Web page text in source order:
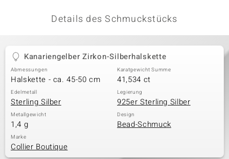
Classics
Details des Schmuckstücks
Kanariengelber Zirkon-Silberhalskette
Abmessungen
Halskette - ca. 45-50 cm
Karatgewicht Summe
41,534 ct
Edelmetall
Sterling Silber
Legierung
925er Sterling Silber
Metallgewicht
1,4 g
Design
Bead-Schmuck
Marke
Collier Boutique